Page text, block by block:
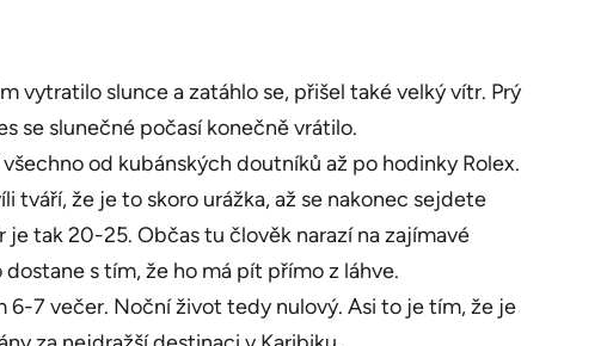
vytratilo slunce a zatáhlo se, přišel také velký vítr. Prý
se slunečné počasí konečně vrátilo.
od kubánských doutníků až po hodinky Rolex.
tváří, že je to skoro urážka, až se nakonec sejdete
je tak 20-25. Občas tu člověk narazí na zajímavé
s tím, že ho má pít přímo z láhve.
7 večer. Noční život tedy nulový. Asi to je tím, že je